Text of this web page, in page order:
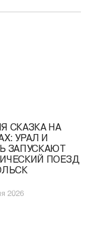
СКАЗКА НА
УРАЛ И
ЗАПУСКАЮТ
ПОЕЗД
2026